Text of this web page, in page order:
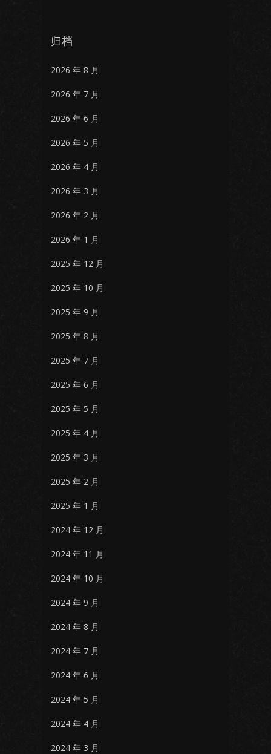
归档
2026 年 8 月
2026 年 7 月
2026 年 6 月
2026 年 5 月
2026 年 4 月
2026 年 3 月
2026 年 2 月
2026 年 1 月
2025 年 12 月
2025 年 10 月
2025 年 9 月
2025 年 8 月
2025 年 7 月
2025 年 6 月
2025 年 5 月
2025 年 4 月
2025 年 3 月
2025 年 2 月
2025 年 1 月
2024 年 12 月
2024 年 11 月
2024 年 10 月
2024 年 9 月
2024 年 8 月
2024 年 7 月
2024 年 6 月
2024 年 5 月
2024 年 4 月
2024 年 3 月